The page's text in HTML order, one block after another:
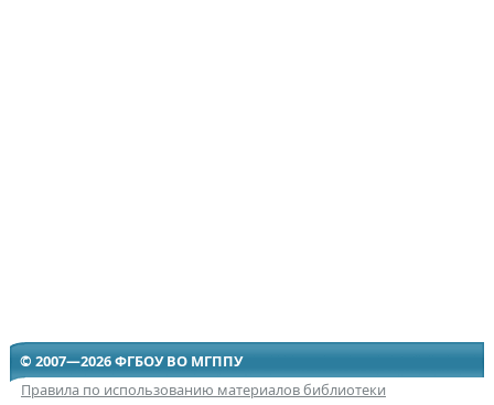
© 2007—2026 ФГБОУ ВО МГППУ
Правила по использованию материалов библиотеки